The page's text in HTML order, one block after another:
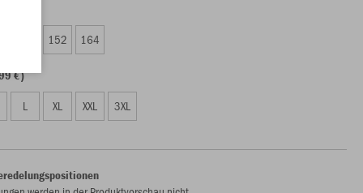
152 164
€)
L XL XXL 3XL